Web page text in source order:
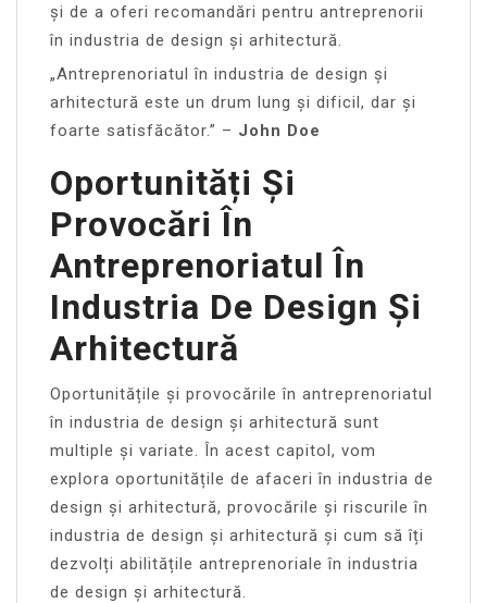
și de a oferi recomandări pentru antreprenorii
în industria de design și arhitectură.
„Antreprenoriatul în industria de design și
arhitectură este un drum lung și dificil, dar și
foarte satisfăcător.” – John Doe
Oportunități Și
Provocări În
Antreprenoriatul În
Industria De Design Și
Arhitectură
Oportunitățile și provocările în antreprenoriatul
în industria de design și arhitectură sunt
multiple și variate. În acest capitol, vom
explora oportunitățile de afaceri în industria de
design și arhitectură, provocările și riscurile în
industria de design și arhitectură și cum să îți
dezvolți abilitățile antreprenoriale în industria
de design și arhitectură.